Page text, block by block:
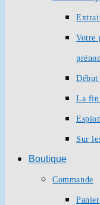
Votre
La fin
Sur
Boutique
Commande
Panier